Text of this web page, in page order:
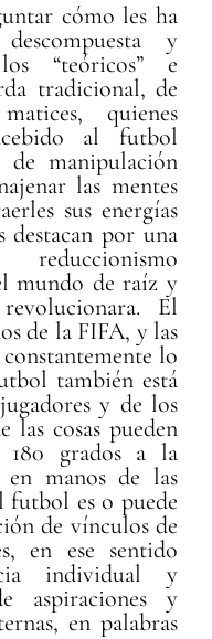
cómo les ha
y
“teóricos” e
tradicional, de
quienes
al futbol
manipulación
las mentes
sus energías
destacan por una
mundo de raíz y
El
de la FIFA, y las
lo
también está
y de los
las cosas pueden
grados a la
en manos de las
futbol es o puede
de vínculos de
en ese sentido
individual y
aspiraciones y
en palabras